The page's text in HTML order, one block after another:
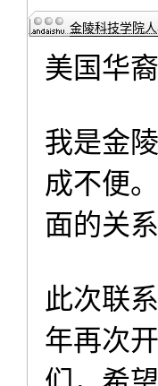
金陵科技学院
美国华
我是金
成不便
面的关
此次联
年再次